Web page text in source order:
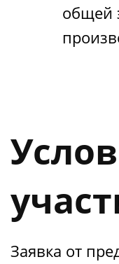
общей
Заявка от